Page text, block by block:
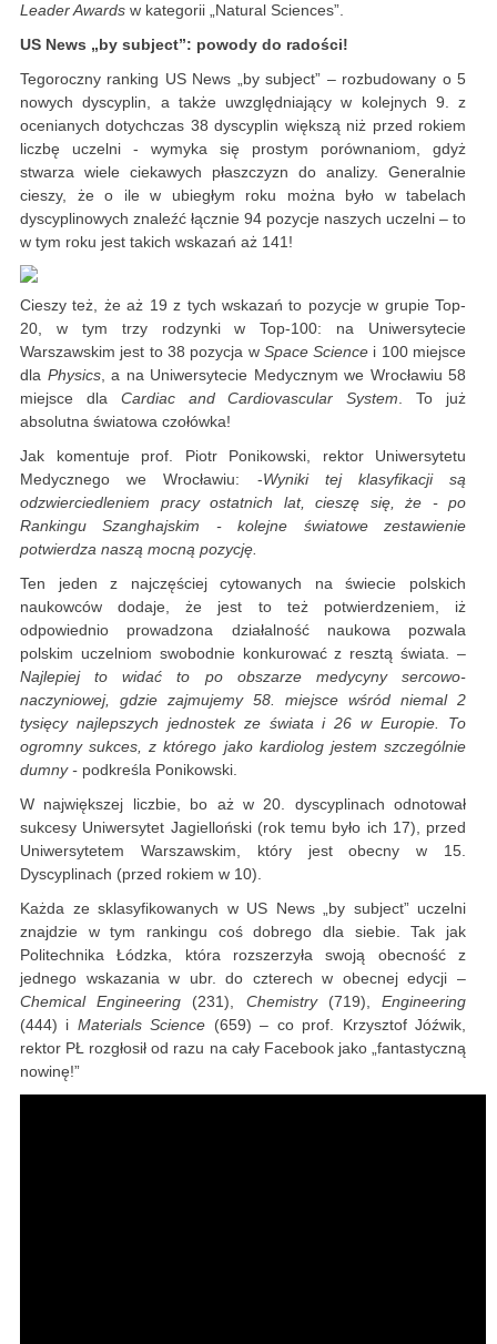
Leader Awards w kategorii „Natural Sciences”.
US News „by subject”: powody do radości!
Tegoroczny ranking US News „by subject” – rozbudowany o 5
nowych dyscyplin, a także uwzględniający w kolejnych 9. z
ocenianych dotychczas 38 dyscyplin większą niż przed rokiem
liczbę uczelni - wymyka się prostym porównaniom, gdyż
stwarza wiele ciekawych płaszczyzn do analizy. Generalnie
cieszy, że o ile w ubiegłym roku można było w tabelach
dyscyplinowych znaleźć łącznie 94 pozycje naszych uczelni – to
w tym roku jest takich wskazań aż 141!
Cieszy też, że aż 19 z tych wskazań to pozycje w grupie Top-
20, w tym trzy rodzynki w Top-100: na Uniwersytecie
Warszawskim jest to 38 pozycja w Space Science i 100 miejsce
dla Physics, a na Uniwersytecie Medycznym we Wrocławiu 58
miejsce dla Cardiac and Cardiovascular System. To już
absolutna światowa czołówka!
Jak komentuje prof. Piotr Ponikowski, rektor Uniwersytetu
Medycznego we Wrocławiu: -Wyniki tej klasyfikacji są
odzwierciedleniem pracy ostatnich lat, cieszę się, że - po
Rankingu Szanghajskim - kolejne światowe zestawienie
potwierdza naszą mocną pozycję.
Ten jeden z najczęściej cytowanych na świecie polskich
naukowców dodaje, że jest to też potwierdzeniem, iż
odpowiednio prowadzona działalność naukowa pozwala
polskim uczelniom swobodnie konkurować z resztą świata. –
Najlepiej to widać to po obszarze medycyny sercowo-
naczyniowej, gdzie zajmujemy 58. miejsce wśród niemal 2
tysięcy najlepszych jednostek ze świata i 26 w Europie. To
ogromny sukces, z którego jako kardiolog jestem szczególnie
dumny - podkreśla Ponikowski.
W największej liczbie, bo aż w 20. dyscyplinach odnotował
sukcesy Uniwersytet Jagielloński (rok temu było ich 17), przed
Uniwersytetem Warszawskim, który jest obecny w 15.
Dyscyplinach (przed rokiem w 10).
Każda ze sklasyfikowanych w US News „by subject” uczelni
znajdzie w tym rankingu coś dobrego dla siebie. Tak jak
Politechnika Łódzka, która rozszerzyła swoją obecność z
jednego wskazania w ubr. do czterech w obecnej edycji –
Chemical Engineering (231), Chemistry (719),Engineering
(444) i Materials Science (659) – co prof. Krzysztof Jóźwik,
rektor PŁ rozgłosił od razu na cały Facebook jako „fantastyczną
nowinę!”